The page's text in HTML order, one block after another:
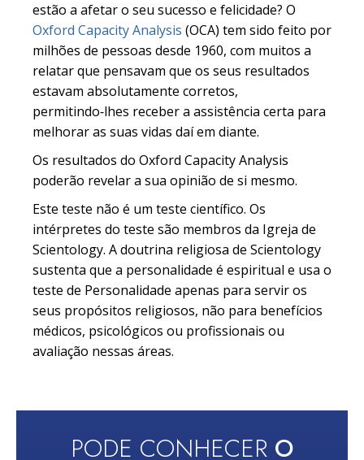
estão a afetar o seu sucesso e felicidade? O
Oxford Capacity Analysis (OCA) tem sido feito por
milhões de pessoas desde 1960, com muitos a
relatar que pensavam que os seus resultados
estavam absolutamente corretos,
permitindo‑lhes receber a assistência certa para
melhorar as suas vidas daí em diante.
Os resultados do Oxford Capacity Analysis
poderão revelar a sua opinião de si mesmo.
Este teste não é um teste científico. Os
intérpretes do teste são membros da Igreja de
Scientology. A doutrina religiosa de Scientology
sustenta que a personalidade é espiritual e usa o
teste de Personalidade apenas para servir os
seus propósitos religiosos, não para benefícios
médicos, psicológicos ou profissionais ou
avaliação nessas áreas.
PODE CONHECER O